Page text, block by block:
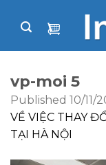
vp-moi 5
Published 10/11/
VỀ VIỆC THAY
TẠI HÀ NỘI